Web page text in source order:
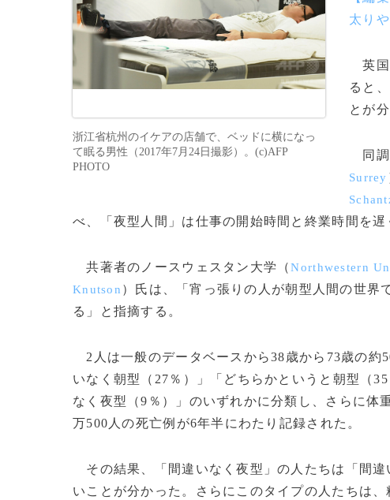
浙江省杭州のイケアの店舗で、ベッドに横になっ
て眠る男性（2017年7月24日撮影）。(c)AFP
PHOTO
太り
英国
ると
とが
同調
Surrey
べ、「夜型人間」は仕事の開始時間と終業時間を
共著者のノースウェスタン大学（Northwestern
Knutson ）氏は、「宵っ張りの人が朝型人間の世界
る」と指摘する。
2人は一般のデータベースから38歳から73歳の約
いなく朝型（27％）」「どちらかというと朝型（
なく夜型（9％）」のいずれかに分類し、さらに体
万500人の死亡例が6年半にわたり記録された。
その結果、「間違いなく夜型」の人たちは「間
いことが分かった。さらにこのタイプの人たちは